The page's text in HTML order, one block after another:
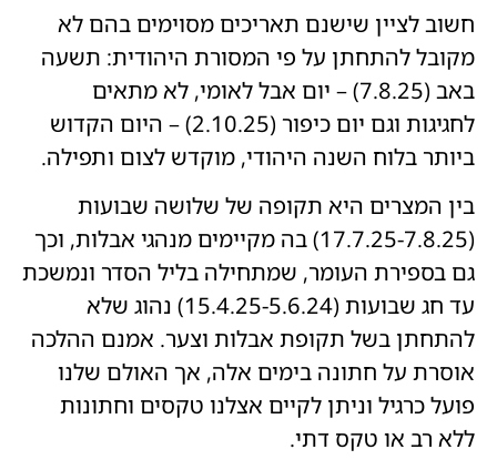
חשוב לציין שישנם תאריכים מסוימים בהם לא
מקובל להתחתן על פי המסורת היהודית: תשעה
באב (7.8.25) – יום אבל לאומי, לא מתאים
לחגיגות וגם יום כיפור (2.10.25) – היום הקדוש
ביותר בלוח השנה היהודי, מוקדש לצום ותפילה.
בין המצרים היא תקופה של שלושה שבועות
(17.7.25-7.8.25) בה מקיימים מנהגי אבלות, וכך
גם בספירת העומר, שמתחילה בליל הסדר ונמשכת
עד חג שבועות (15.4.25-5.6.24) נהוג שלא
להתחתן בשל תקופת אבלות וצער. אמנם ההלכה
אוסרת על חתונה בימים אלה, אך האולם שלנו
פועל כרגיל וניתן לקיים אצלנו טקסים וחתונות
ללא רב או טקס דתי.